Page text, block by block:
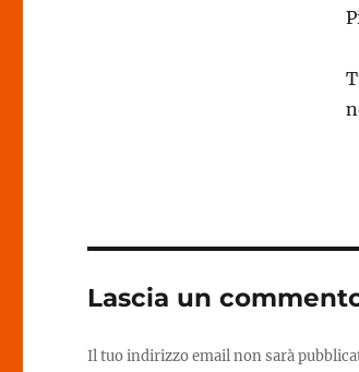
Lascia un
Il tuo indirizzo email non sarà